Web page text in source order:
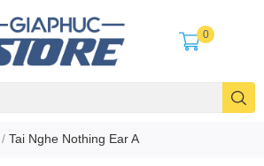
0
/ Tai Nghe Nothing Ear A